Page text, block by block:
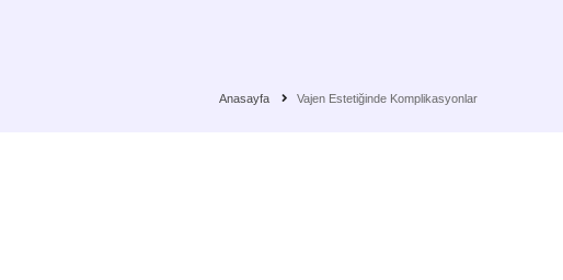
Anasayfa Vajen Estetiğinde Komplikasyonlar